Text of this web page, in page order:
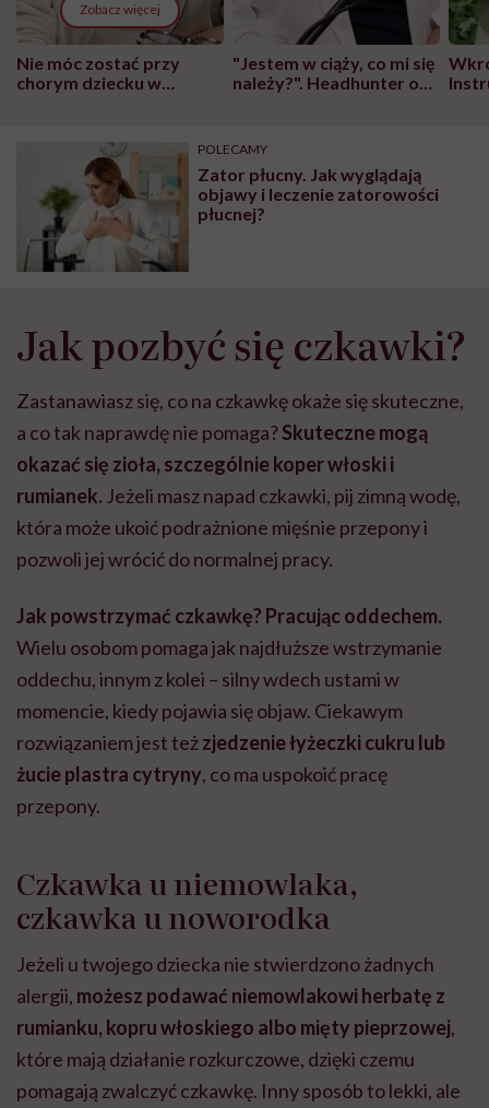
Zobacz więcej
Nie móc zostać przy
chorym dziecku w
może chyba tylko
głupota i brak
wyobraźni"
"Jestem w ciąży, co mi się
należy?". Headhunter o
pracy
POLECAMY
Zator płucny. Jak wyglądają
objawy i leczenie zatorowości
płucnej?
Jak pozbyć się czkawki?
Zastanawiasz się, co na czkawkę okaże się skuteczne,
a co tak naprawdę nie pomaga?Skuteczne mogą
okazać się zioła, szczególnie koper włoski i
rumianek. Jeżeli masz napad czkawki, pij zimną wodę,
która może ukoić podrażnione mięśnie przepony i
pozwoli jej wrócić do normalnej pracy.
Jak powstrzymać czkawkę? Pracując oddechem.
Wielu osobom pomaga jak najdłuższe wstrzymanie
oddechu, innym z kolei – silny wdech ustami w
momencie, kiedy pojawia się objaw. Ciekawym
rozwiązaniem jest teżzjedzenie łyżeczki cukru lub
żucie plastra cytryny, co ma uspokoić pracę
przepony.
Czkawka u niemowlaka,
czkawka u noworodka
Jeżeli u twojego dziecka nie stwierdzono żadnych
alergii, możesz podawać niemowlakowi herbatę z
rumianku, kopru włoskiego albo mięty pieprzowej,
które mają działanie rozkurczowe, dzięki czemu
pomagają zwalczyć czkawkę. Inny sposób to lekki, ale